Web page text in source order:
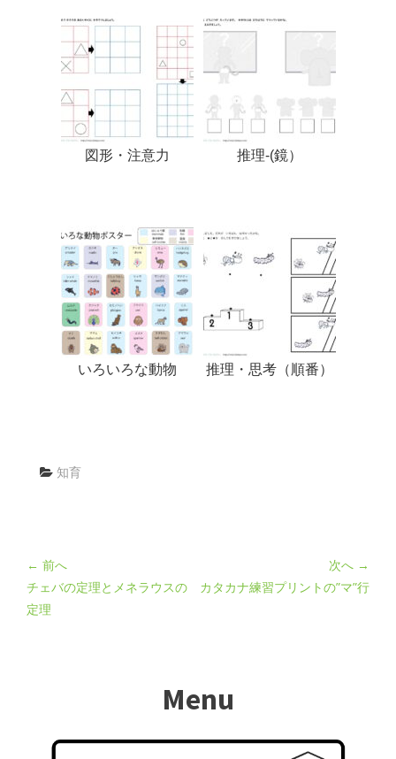
図形・注意力 推理-(鏡）
いろいろな動物 推理・思考（順番）
知育
← 前へ
チェバの定理とメネラウスの
定理
次へ →
カタカナ練習プリントの”マ”行
Menu